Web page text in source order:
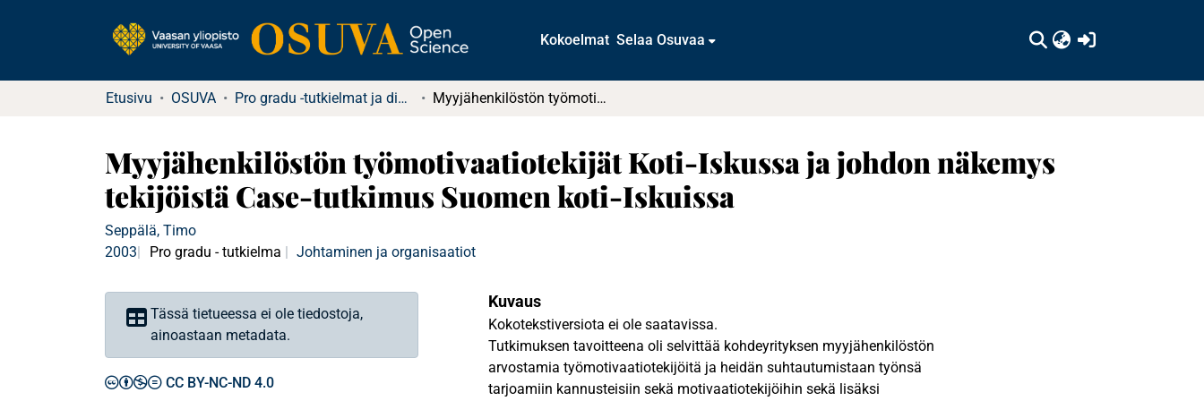
Kokoelmat Selaa Osuvaa
Etusivu OSUVA Pro gradu -tutkielmat ja diplomityöt Myyjähenkilöstön työmotivaatiotekijät Koti-Iskussa ja johdon näkemys tekijöistä Case-tutkimus Suomen koti-Iskuissa
Myyjähenkilöstön työmotivaatiotekijät Koti-Iskussa ja johdon näkemys
tekijöistä Case-tutkimus Suomen koti-Iskuissa
Seppälä, Timo
2003
Pro gradu - tutkielma Johtaminen ja organisaatiot
Tässä tietueessa ei ole tiedostoja,
ainoastaan metadata.
CC BY-NC-ND 4.0
Kuvaus
Kokotekstiversiota ei ole saatavissa.
Tutkimuksen tavoitteena oli selvittää kohdeyrityksen myyjähenkilöstön
arvostamia työmotivaatiotekijöitä ja heidän suhtautumistaan työnsä
tarjoamiin kannusteisiin sekä motivaatiotekijöihin sekä lisäksi